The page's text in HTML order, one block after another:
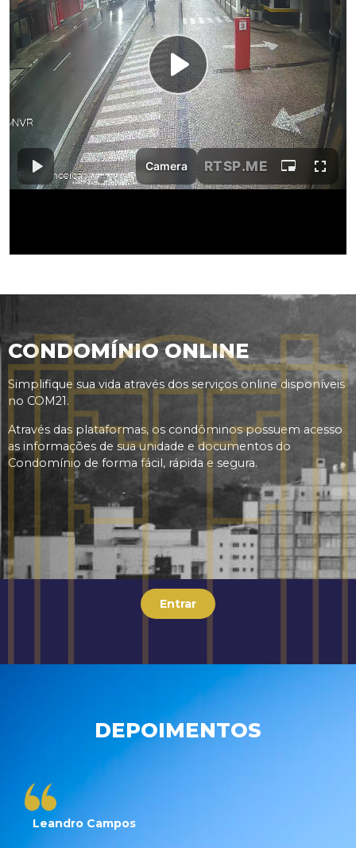
CONDOMÍNIO ONLINE
Simplifique sua vida através dos serviços online disponíveis
no COM21.
Através das plataformas, os condôminos possuem acesso
as informações de sua unidade e documentos do
Condomínio de forma fácil, rápida e segura.
Entrar
DEPOIMENTOS
Leandro Campos